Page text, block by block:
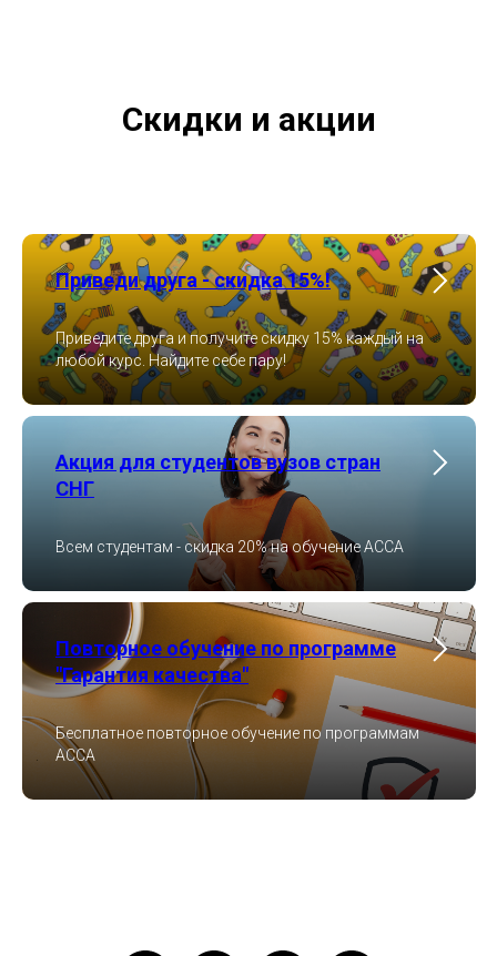
Скидки и акции
Приведи друга - скидка 15%!
Приведите друга и получите скидку 15% каждый на
любой курс. Найдите себе пару!
Акция для студентов вузов стран
СНГ
Всем студентам - скидка 20% на обучение ACCA
Повторное обучение по программе
"Гарантия качества"
Бесплатное повторное обучение по программам
ACCA